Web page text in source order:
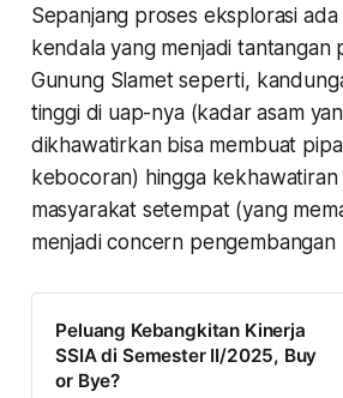
Sepanjang proses eksplorasi
kendala yang menjadi tantangan
Gunung Slamet seperti,
tinggi di uap-nya (kadar asam
dikhawatirkan bisa membuat
kebocoran) hingga
masyarakat setempat (yang
menjadi concern pengembangan
Peluang Kebangkitan Kinerja
SSIA di Semester II/2025, Buy
or Bye?